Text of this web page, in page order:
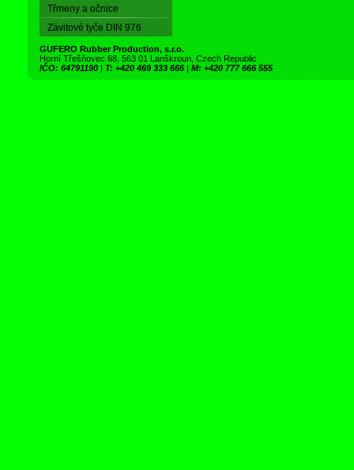
Třmeny a očnice
Závitové tyče DIN 976
GUFERO Rubber Production, s.r.o.
Horní Třešňovec 68, 563 01 Lanškroun, Czech Republic
IČO: 64791190 | T: +420 469 333 666 | M: +420 777 666 555